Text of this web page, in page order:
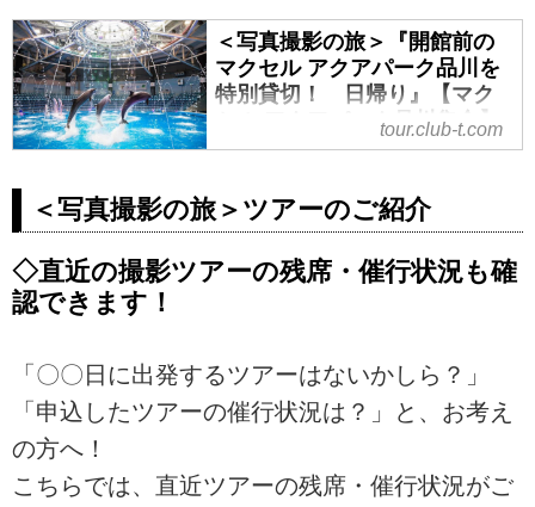
＜写真撮影の旅＞『開館前の
マクセル アクアパーク品川を
特別貸切！ 日帰り』【マク
セル アクアパーク品川集合】
＜ワクチン・検査パッケージ
ズム
＜写真撮影の旅＞『開館前のマク
セル アクアパーク品川を特別貸
切！ 日帰り』【マクセル アクア
をしています。ツアー・旅行のお
申込ならクラブツーリズム。
tour.club-t.com
＜写真撮影の旅＞ツアーのご紹介
◇直近の撮影ツアーの残席・催行状況も確
認できます！
「〇〇日に出発するツアーはないかしら？」
「申込したツアーの催行状況は？」と、お考え
の方へ！
こちらでは、直近ツアーの残席・催行状況がご